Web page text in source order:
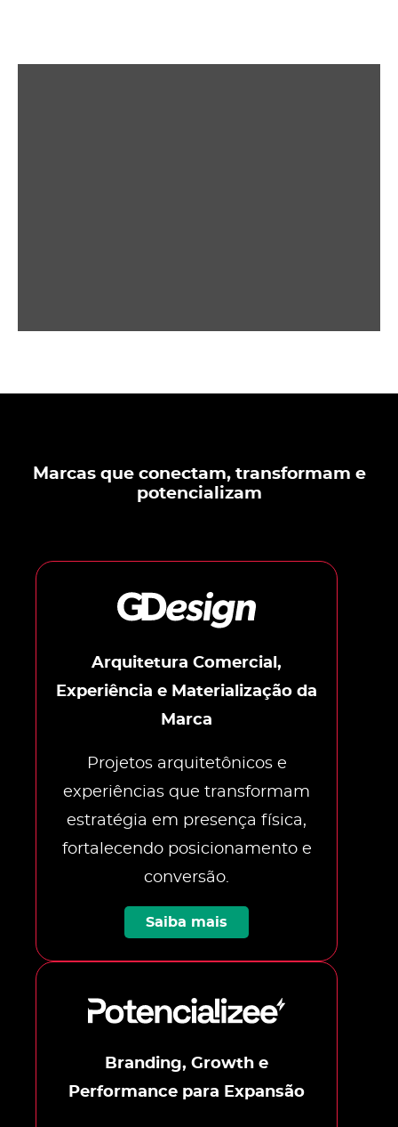
Marcas que conectam, transformam e
potencializam
Arquitetura Comercial,
Experiência e Materialização da
Marca
Projetos arquitetônicos e
experiências que transformam
estratégia em presença física,
fortalecendo posicionamento e
conversão.
Saiba mais
Branding, Growth e
Performance para Expansão